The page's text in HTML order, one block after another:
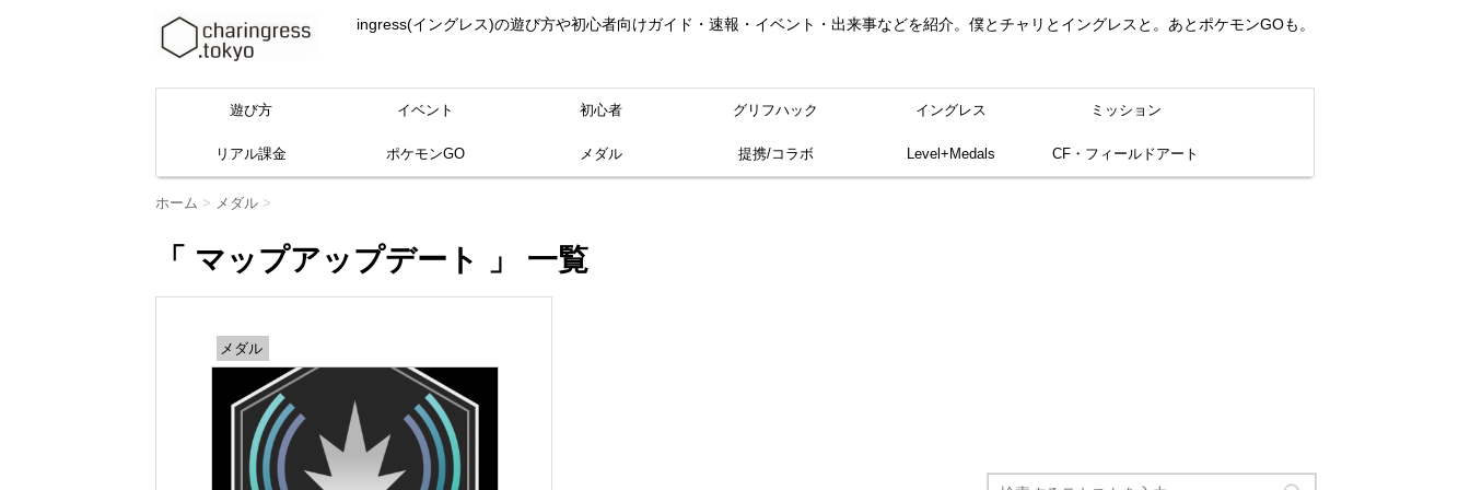
ingress(イングレス)の遊び方や初心者向けガイド・速報・イベント・出来事などを紹介。僕とチャリとイングレスと。あとポケモンGOも。
遊び方 イベント 初心者 グリフハック イングレス ミッション
リアル課金 ポケモンGO メダル 提携/コラボ Level+Medals CF・フィールドアート
ホーム > メダル >
「 マップアップデート 」 一覧
メダル